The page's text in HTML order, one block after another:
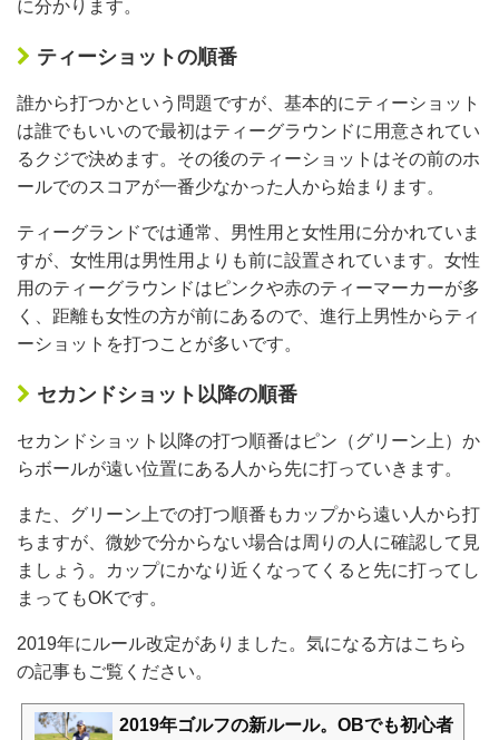
に分かります。
ティーショットの順番
誰から打つかという問題ですが、基本的にティーショット
は誰でもいいので最初はティーグラウンドに用意されてい
るクジで決めます。その後のティーショットはその前のホ
ールでのスコアが一番少なかった人から始まります。
ティーグランドでは通常、男性用と女性用に分かれていま
すが、女性用は男性用よりも前に設置されています。女性
用のティーグラウンドはピンクや赤のティーマーカーが多
く、距離も女性の方が前にあるので、進行上男性からティ
ーショットを打つことが多いです。
セカンドショット以降の順番
セカンドショット以降の打つ順番はピン（グリーン上）か
らボールが遠い位置にある人から先に打っていきます。
また、グリーン上での打つ順番もカップから遠い人から打
ちますが、微妙で分からない場合は周りの人に確認して見
ましょう。カップにかなり近くなってくると先に打ってし
まってもOKです。
2019年にルール改定がありました。気になる方はこちら
の記事もご覧ください。
2019年ゴルフの新ルール。OBでも初心者